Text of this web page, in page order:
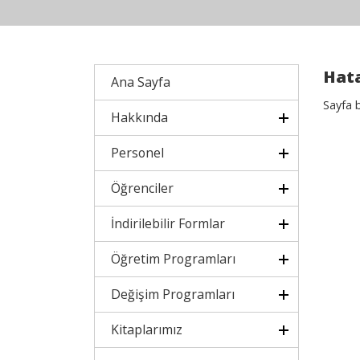
Ana Sayfa
Hakkında
Personel
Öğrenciler
İndirilebilir Formlar
Öğretim Programları
Değişim Programları
Kitaplarımız
Sayfa